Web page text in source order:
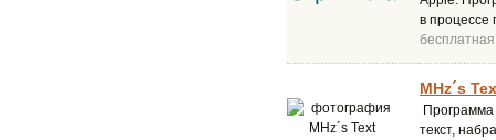
в процессе
бесплатная
MHz´s
Программа
текст,